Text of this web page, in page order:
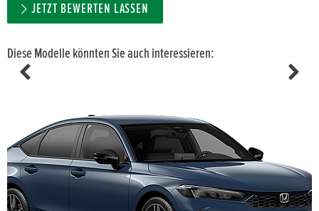
JETZT BEWERTEN LASSEN
Diese Modelle könnten Sie auch interessieren: